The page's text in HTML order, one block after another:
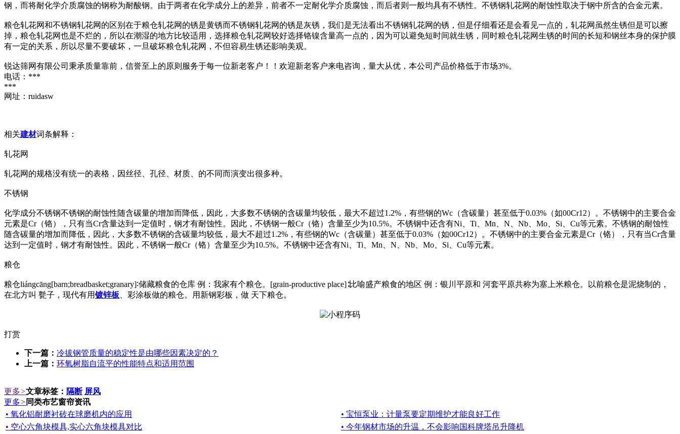
钢，而将耐化学介质腐蚀的钢称为耐酸钢。由于两者在化学成分上的差异，前者不一定耐化学介质腐蚀，而后者则一般均具有不锈性。不锈钢轧花网的耐蚀性取决于钢中所含的合金元素。
粮仓轧花网和不锈钢轧花网的区别在于粮仓轧花网的锈是黄锈而不锈钢轧花网的锈是灰锈，我们是无法看出不锈钢轧花网的锈，但是仔细看还是会看见一点的，轧花网虽然生锈但是可以擦
掉，粮仓轧花网也是不烂的，所以在潮湿的地方比较适用，选择粮仓轧花网较好选择铬镍含量高一点的，因为可以避免短时间就生锈，同时粮仓轧花网生锈的时间的长短和钢丝本身的保护膜
有一定的关系，所以尽量不要破坏，一旦破坏粮仓轧花网，不但容易生锈还影响美观。
锐达筛网有限公司秉承质量靠前，信誉至上的原则服务于每一位新老客户！！欢迎新老客户来电咨询，量大从优，本公司产品价格低于市场3%。
电话：***
***
网址：ruidasw
相关建材词条解释：
轧花网
轧花网的规格没有统一的表格，因丝径、孔径、材质、的不同而演变出很多种。
不锈钢
化学成分不锈钢不锈钢的耐蚀性随含碳量的增加而降低，因此，大多数不锈钢的含碳量均较低，最大不超过1.2%，有些钢的Wc（含碳量）甚至低于0.03%（如00Cr12）。不锈钢中的主要合金
元素是Cr（铬），只有当Cr含量达到一定值时，钢才有耐蚀性。因此，不锈钢一般Cr（铬）含量至少为10.5%。不锈钢中还含有Ni、Ti、Mn、N、Nb、Mo、Si、Cu等元素。不锈钢的耐蚀性
随含碳量的增加而降低，因此，大多数不锈钢的含碳量均较低，最大不超过1.2%，有些钢的Wc（含碳量）甚至低于0.03%（如00Cr12）。不锈钢中的主要合金元素是Cr（铬），只有当Cr含量
达到一定值时，钢才有耐蚀性。因此，不锈钢一般Cr（铬）含量至少为10.5%。不锈钢中还含有Ni、Ti、Mn、N、Nb、Mo、Si、Cu等元素。
粮仓
粮仓liángcāng[barn;breadbasket;granary]∶储藏粮食的仓库 例：我家有个粮仓。[grain-productive place]∶比喻盛产粮食的地区 例：银川平原和 河套平原共称为塞上米粮仓。以前粮仓是泥烧制的，
在北方叫 甏子，现代有用镀锌板 、彩涂板做的粮仓。用新钢彩板，做 天下粮仓。
打赏
下一篇： 冷拔钢管质量的稳定性是由哪些因素决定的？
上一篇： 环氧树脂自流平的性能特点和适用范围
更多>文章标签： 隔断 屏风
更多> 同类布艺窗帘资讯
• 氧化铝耐磨衬砖在球磨机内的应用
• 宝恒泵业：计量泵要定期维护才能良好工作
• 空心六角块模具,实心六角块模具对比
• 今年钢材市场的升温，不会影响国科牌塔吊升降机